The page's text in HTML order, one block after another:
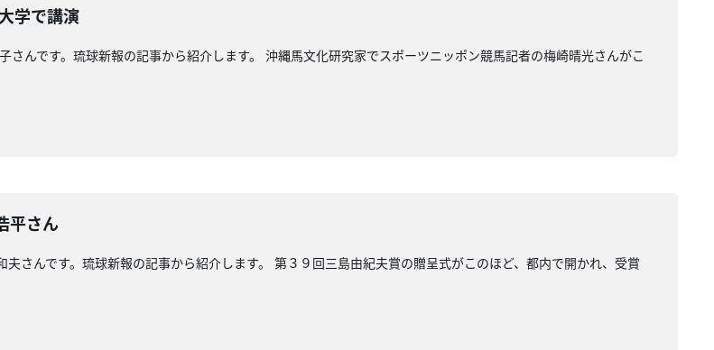
学で講演
さんです。琉球新報の記事から紹介します。 沖縄馬文化研究家でスポーツニッポン競馬記者の梅崎晴光さんがこ
平さん
さんです。琉球新報の記事から紹介します。 第３９回三島由紀夫賞の贈呈式がこのほど、都内で開かれ、受賞